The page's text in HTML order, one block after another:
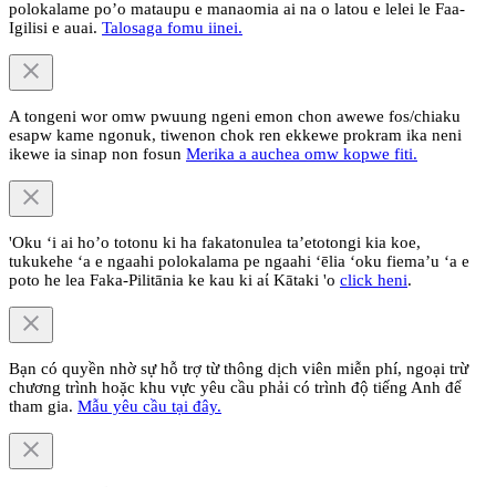
polokalame po’o mataupu e manaomia ai na o latou e lelei le Faa-
Igilisi e auai. Talosaga fomu iinei.
A tongeni wor omw pwuung ngeni emon chon awewe fos/chiaku
esapw kame ngonuk, tiwenon chok ren ekkewe prokram ika neni
ikewe ia sinap non fosun Merika a auchea omw kopwe fiti.
'Oku ‘i ai ho’o totonu ki ha fakatonulea ta’etotongi kia koe,
tukukehe ‘a e ngaahi polokalama pe ngaahi ‘ēlia ‘oku fiema’u ‘a e
poto he lea Faka-Pilitānia ke kau ki aί Kātaki 'o click heni.
Bạn có quyền nhờ sự hỗ trợ từ thông dịch viên miễn phí, ngoại trừ
chương trình hoặc khu vực yêu cầu phải có trình độ tiếng Anh để
tham gia. Mẫu yêu cầu tại đây.